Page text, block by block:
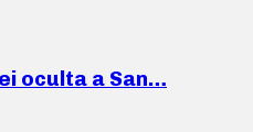
oculta a San…